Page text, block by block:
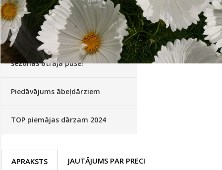
Palīglīdzekļi augu audzēšanai(72)
Klientu Diena
Novatec - izcils mēslošanai arī
sezonas otrajā pusē!
Piedāvājums ābeļdārziem
TOP piemājas dārzam 2024
APRAKSTS JAUTĀJUMS PAR PRECI